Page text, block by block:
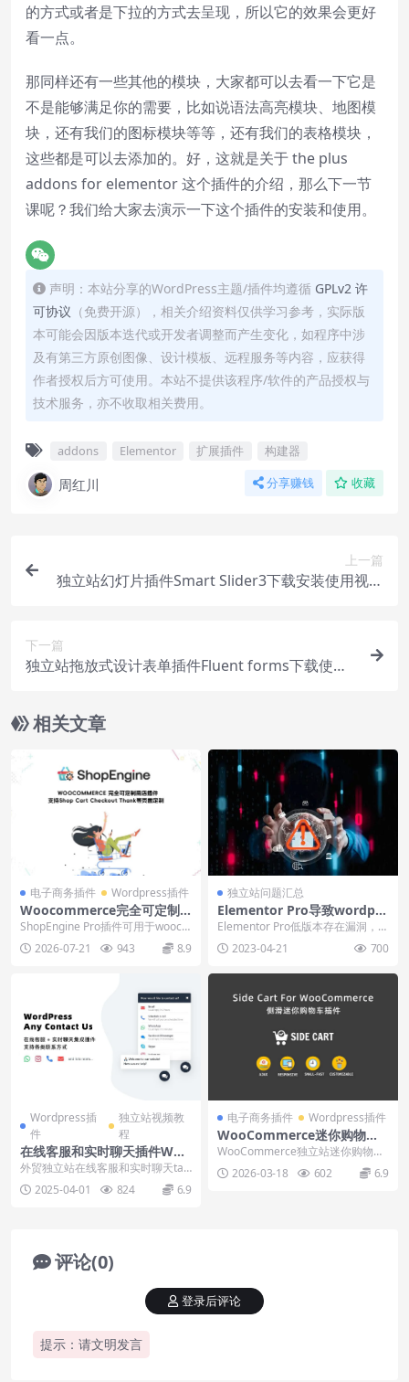
的方式或者是下拉的方式去呈现，所以它的效果会更好
看一点。
那同样还有一些其他的模块，大家都可以去看一下它是
不是能够满足你的需要，比如说语法高亮模块、地图模
块，还有我们的图标模块等等，还有我们的表格模块，
这些都是可以去添加的。好，这就是关于 the plus
addons for elementor 这个插件的介绍，那么下一节
课呢？我们给大家去演示一下这个插件的安装和使用。
声明：本站分享的WordPress主题/插件均遵循 GPLv2 许
可协议 （免费开源），相关介绍资料仅供学习参考，实际版
本可能会因版本迭代或开发者调整而产生变化，如程序中涉
及有第三方原创图像、设计模板、远程服务等内容，应获得
作者授权后方可使用。本站不提供该程序/软件的产品授权与
技术服务，亦不收取相关费用。
addons Elementor 扩展插件 构建器
周红川 分享赚钱 收藏
上一篇
独立站幻灯片插件Smart Slider3下载安装使用视频
下一篇
独立站拖放式设计表单插件Fluent forms下载使用
相关文章
电子商务插件 Wordpress插件
Woocommerce完全可定制
插件ShopEngine下载安装使
用教程
ShopEngine Pro插件可用于wooco
mmerce独立站shop、ca...
2026-07-21 943 8.9
独立站问题汇总
Elementor Pro导致wordpre
ss站点被黑解决办法
Elementor Pro低版本存在漏洞，会
导致wordpress网站被黑，主要...
2023-04-21 700
Wordpress插
件
独立站视频教
程
在线客服和实时聊天插件Wor
dPress Any Contact Us下载
使用教程
外贸独立站在线客服和实时聊天taw
k.to集成插件WordPress Any C...
2025-04-01 824 6.9
电子商务插件 Wordpress插件
WooCommerce迷你购物车
插件Xootix Side Cart下载使
用教程
WooCommerce独立站迷你购物车
插件Xootix Side Cart，支持...
2026-03-18 602 6.9
评论(0)
提示：请文明发言
登录后评论